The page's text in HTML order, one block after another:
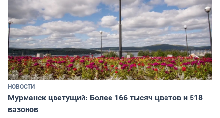
НОВОСТИ
Мурманск цветущий: Более 166 тысяч цветов и 518
вазонов